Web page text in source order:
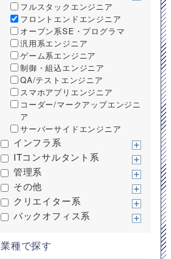
フルスタックエンジニア
フロントエンドエンジニア
オープン系SE・プログラマ
汎用系エンジニア
ゲーム系エンジニア
制御・組込エンジニア
QA/テストエンジニア
スマホアプリエンジニア
コーダー/マークアップエンジニ
ア
サーバーサイドエンジニア
インフラ系
ITコンサルタント系
管理系
その他
クリエイター系
バックオフィス系
業種で探す